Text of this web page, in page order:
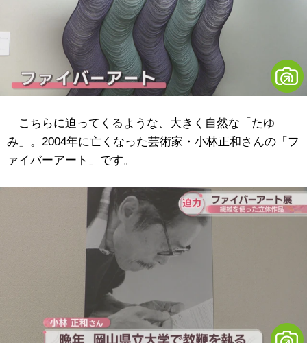
こちらに迫ってくるような、大きく自然な「たゆ
み」。2004年に亡くなった芸術家・小林正和さんの「フ
ァイバーアート」です。